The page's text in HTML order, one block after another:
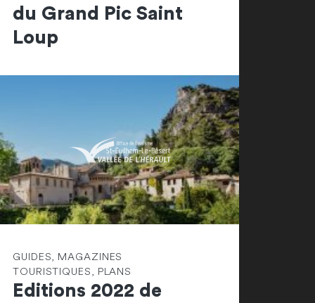
du Grand Pic Saint
Loup
GUIDES, MAGAZINES
TOURISTIQUES, PLANS
Editions 2022 de